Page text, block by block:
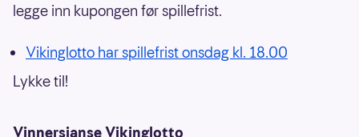
legge inn kupongen før spillefrist.
Vikinglotto har spillefrist onsdag kl. 18.00
Lykke til!
Vinnersjanse Vikinglotto